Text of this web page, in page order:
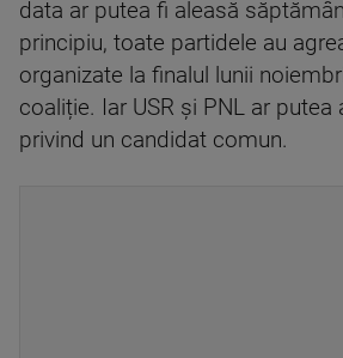
data ar putea fi aleasă
principiu, toate partidele au
organizate la finalul lunii
coaliție. Iar USR și PNL ar putea
privind un candidat comun.